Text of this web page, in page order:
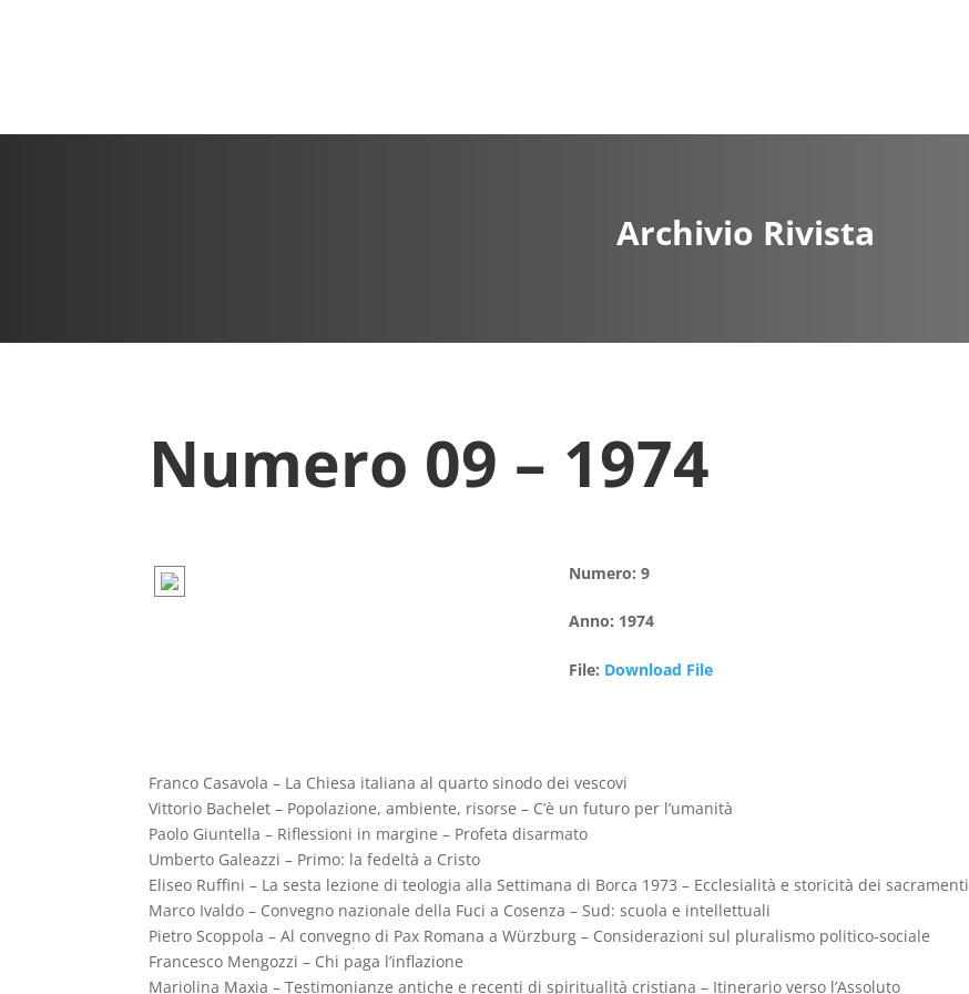
Archivio Rivista
Numero 09 – 1974
Numero: 9
Anno: 1974
File: Download File
Franco Casavola – La Chiesa italiana al quarto sinodo dei vescovi
Vittorio Bachelet – Popolazione, ambiente, risorse – C’è un futuro per l’umanità
Paolo Giuntella – Riflessioni in margine – Profeta disarmato
Umberto Galeazzi – Primo: la fedeltà a Cristo
Eliseo Ruffini – La sesta lezione di teologia alla Settimana di Borca 1973 – Ecclesialità e storicità dei sacramenti
Marco Ivaldo – Convegno nazionale della Fuci a Cosenza – Sud: scuola e intellettuali
Pietro Scoppola – Al convegno di Pax Romana a Würzburg – Considerazioni sul pluralismo politico-sociale
Francesco Mengozzi – Chi paga l’inflazione
Mariolina Maxia – Testimonianze antiche e recenti di spiritualità cristiana – Itinerario verso l’Assoluto